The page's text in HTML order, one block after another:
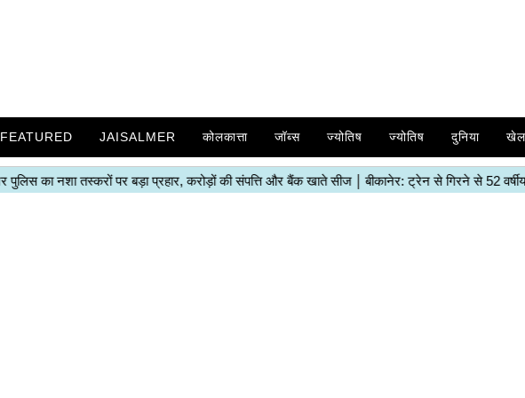
FEATURED JAISALMER कोलकात्ता जॉब्स ज्योतिष ज्योतिष दुनिया खेल